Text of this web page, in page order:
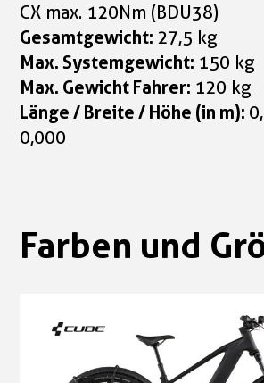
CX max. 120Nm (BDU38)
Gesamtgewicht: 27,5 kg
Max. Systemgewicht: 150 kg
Max. Gewicht Fahrer: 120 kg
Länge / Breite / Höhe (in m):
0,000
Farben und